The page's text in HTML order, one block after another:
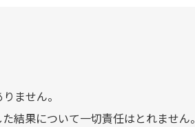
ません。
結果について一切責任はとれません。